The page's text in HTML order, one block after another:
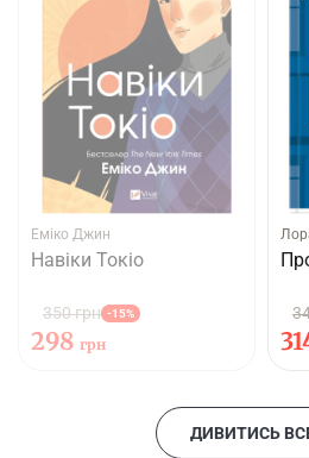
Еміко Джин
Навіки Токіо
350 грн -15%
298 грн
ДИВИТИСЬ